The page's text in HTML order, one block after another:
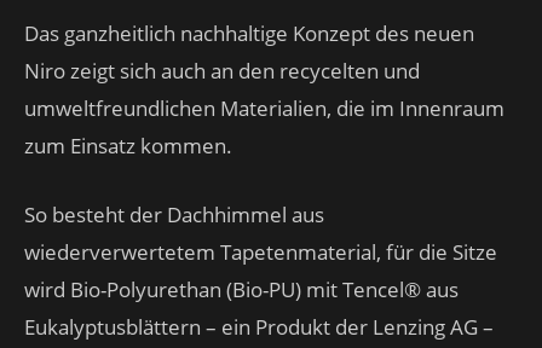
Das ganzheitlich nachhaltige Konzept des neuen
Niro zeigt sich auch an den recycelten und
umweltfreundlichen Materialien, die im Innenraum
zum Einsatz kommen.
So besteht der Dachhimmel aus
wiederverwertetem Tapetenmaterial, für die Sitze
wird Bio-Polyurethan (Bio-PU) mit Tencel® aus
Eukalyptusblättern – ein Produkt der Lenzing AG –